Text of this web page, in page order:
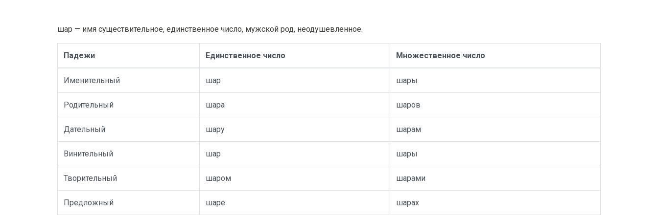
шар — имя существительное, единственное число, мужской род, неодушевленное.
Падежи Единственное число Множественное число
Именительный шар шары
Родительный шара шаров
Дательный шару шарам
Винительный шар шары
Творительный шаром шарами
Предложный шаре шарах